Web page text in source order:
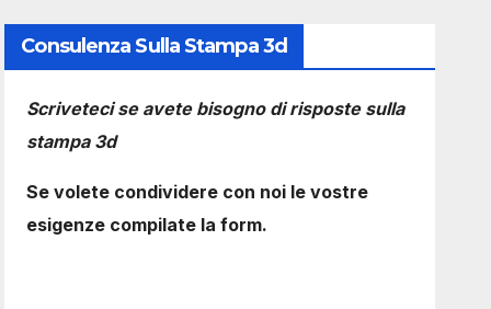
Consulenza Sulla Stampa 3d
Scriveteci se avete bisogno di risposte sulla
stampa 3d
Se volete condividere con noi le vostre
esigenze compilate la form.